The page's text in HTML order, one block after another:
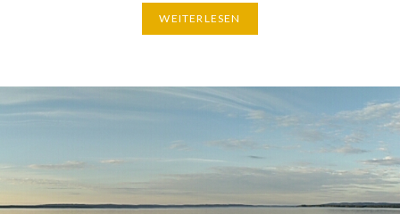
WEITERLESEN